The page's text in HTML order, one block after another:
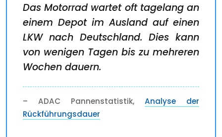
Das Motorrad wartet oft tagelang an
einem Depot im Ausland auf einen
LKW nach Deutschland. Dies kann
von wenigen Tagen bis zu mehreren
Wochen dauern.
– ADAC Pannenstatistik, Analyse der
Rückführungsdauer